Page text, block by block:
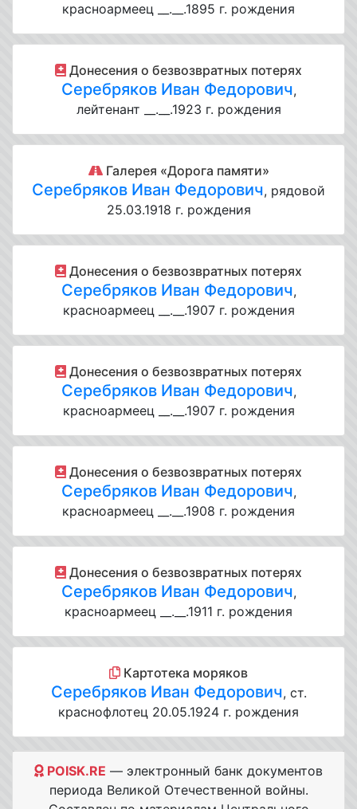
красноармеец __.__.1895 г. рождения
Донесения о безвозвратных потерях
Серебряков Иван Федорович,
лейтенант __.__.1923 г. рождения
Галерея «Дорога памяти»
Серебряков Иван Федорович, рядовой
25.03.1918 г. рождения
Донесения о безвозвратных потерях
Серебряков Иван Федорович,
красноармеец __.__.1907 г. рождения
Донесения о безвозвратных потерях
Серебряков Иван Федорович,
красноармеец __.__.1907 г. рождения
Донесения о безвозвратных потерях
Серебряков Иван Федорович,
красноармеец __.__.1908 г. рождения
Донесения о безвозвратных потерях
Серебряков Иван Федорович,
красноармеец __.__.1911 г. рождения
Картотека моряков
Серебряков Иван Федорович, ст.
краснофлотец 20.05.1924 г. рождения
POISK.RE — электронный банк документов
периода Великой Отечественной войны.